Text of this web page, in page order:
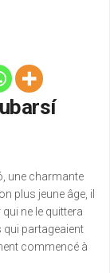
une charmante
plus jeune âge, il
ne le quittera
qui partageaient
commencé à